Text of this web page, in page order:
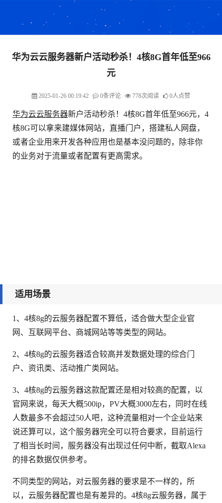
华为云云服务器新户活动秒杀！4核8G首年低至966
元
2025-01-26 00:19:42 0条评论 778次阅读 0人点赞
华为云云服务器新户活动秒杀！4核8G首年低至966元，4
核8G可以拿来建媒体网站，直播门户，搭建私人网盘，
或者企业用来开发各种应用也是基本没问题的，除非你
的业务对于流量或者配置有更高需求。
适用场景
1、4核8g的云服务器配置不算低，适合做大型企业官
网、互联网平台、商城网站等等类型的网站。
2、4核8g的云服务器适合较高并发数据处理的综合门
户、资讯类、活动推广类网站。
3、4核8g的云服务器这款配置还是相对较高的配置，以
官网来说，每天大概500ip，PV大概3000左右，同时在线
人数最多不会超过50人吧，这种流量相对一个企业站来
说还算可以，这个服务器完全可以符合要求，目前运行
了相当长时间，服务器没有出现过任何中断，截取Alexa
的排名数据仅供参考。
不同类型的网站，对云服务器的要求是不一样的，所
以，云服务器配置也是有差异的。4核8g云服务器，属于